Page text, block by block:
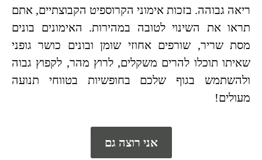
ריאה גבוהה. בזכות אימוני הקרוספיט הקבוצתיים, אתם
תראו את השינוי לטובה במהירות. האימונים בונים
מסת שריר, שורפים אחוזי שומן ובונים כושר גופני
שאיתו תוכלו להרים משקלים, לרוץ מהר, לקפוץ גבוה
ולהשתמש בגוף שלכם בחופשיות בטווחי תנועה
מעולים!
אני רוצה גם